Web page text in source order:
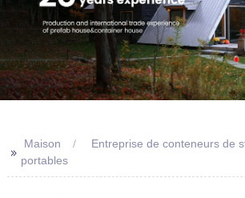
>> Maison
Entreprise de conteneurs de
portables